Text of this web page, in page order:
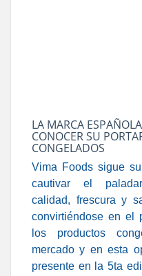
LA MARCA
CONOCER SU
CONGELADOS
Vima Foods sigue
cautivar el
calidad, frescura y
convirtiéndose en el
los productos
mercado y en esta
presente en la 5ta